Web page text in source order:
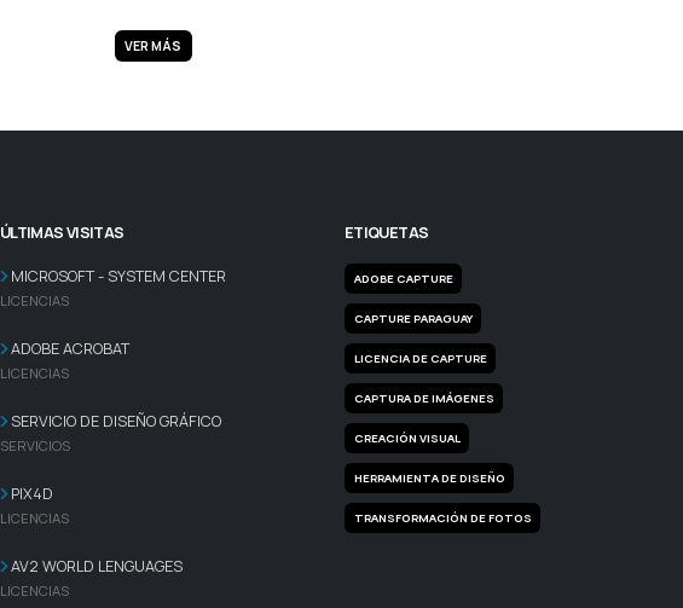
VER MÁS
ÚLTIMAS VISITAS
MICROSOFT - SYSTEM CENTER
LICENCIAS
ADOBE ACROBAT
LICENCIAS
SERVICIO DE DISEÑO GRÁFICO
SERVICIOS
PIX4D
LICENCIAS
AV2 WORLD LENGUAGES
LICENCIAS
ETIQUETAS
ADOBE CAPTURE
CAPTURE PARAGUAY
LICENCIA DE CAPTURE
CAPTURA DE IMÁGENES
CREACIÓN VISUAL
HERRAMIENTA DE DISEÑO
TRANSFORMACIÓN DE FOTOS